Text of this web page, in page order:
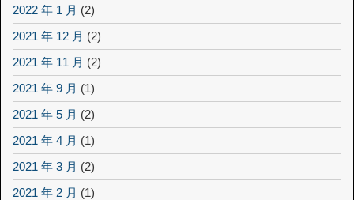
2022 年 1 月 (2)
2021 年 12 月 (2)
2021 年 11 月 (2)
2021 年 9 月 (1)
2021 年 5 月 (2)
2021 年 4 月 (1)
2021 年 3 月 (2)
2021 年 2 月 (1)